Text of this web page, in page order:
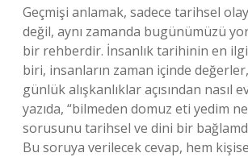
Geçmişi anlamak, sadece tarihsel
değil, aynı zamanda bugünümüzü
bir rehberdir. İnsanlık tarihinin en
biri, insanların zaman içinde
günlük alışkanlıklar açısından nasıl
yazıda, “bilmeden domuz eti yedim ne
sorusunu tarihsel ve dini bir
Bu soruya verilecek cevap, hem